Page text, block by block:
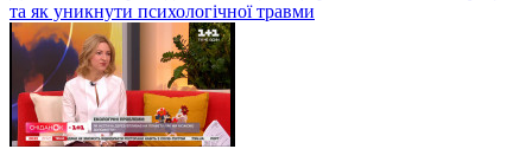
та як уникнути психологічної травми